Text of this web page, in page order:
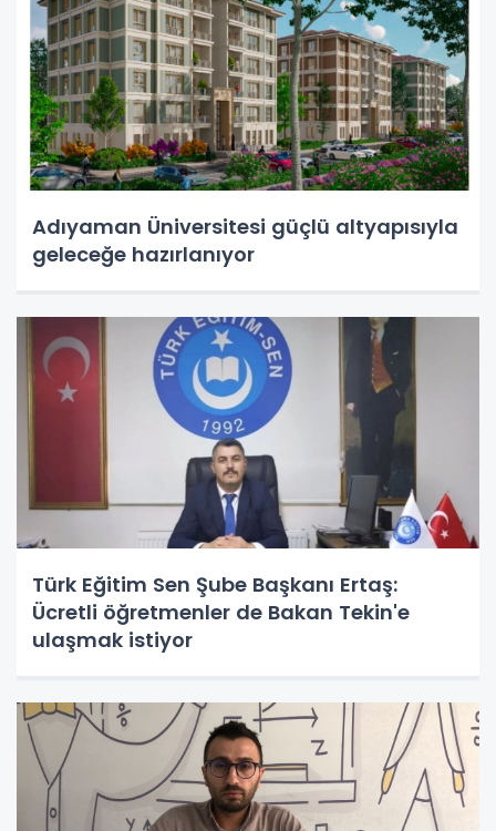
Adıyaman Üniversitesi güçlü altyapısıyla
geleceğe hazırlanıyor
Türk Eğitim Sen Şube Başkanı Ertaş:
Ücretli öğretmenler de Bakan Tekin'e
ulaşmak istiyor